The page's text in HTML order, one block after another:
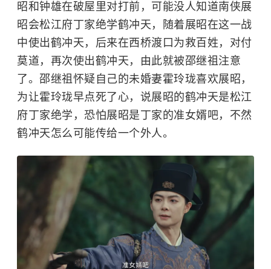
昭和钟雄在破屋里对打前，可能没人知道南侠展
昭会松江府丁家绝学鹤冲天，随着展昭在这一战
中使出鹤冲天，后来在西桥渡口为救百姓，对付
莫道，再次使出鹤冲天，由此就被邵继祖注意
了。邵继祖怀疑自己的未婚妻霍玲珑喜欢展昭，
为让霍玲珑早点死了心，说展昭的鹤冲天是松江
府丁家绝学，恐怕展昭是丁家的准女婿吧，不然
鹤冲天怎么可能传给一个外人。